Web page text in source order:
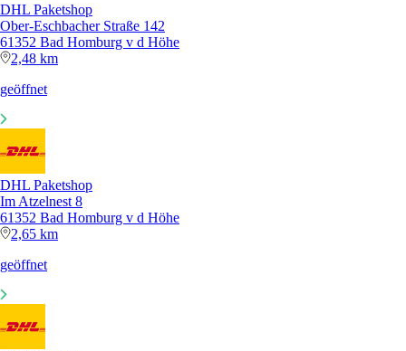
DHL Paketshop
Ober-Eschbacher Straße 142
61352 Bad Homburg v d Höhe
2,48 km
geöffnet
DHL Paketshop
Im Atzelnest 8
61352 Bad Homburg v d Höhe
2,65 km
geöffnet